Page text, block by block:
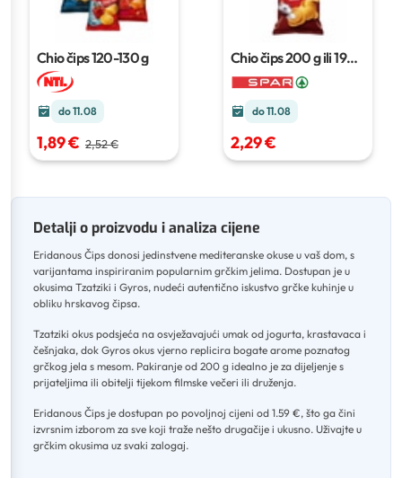
Chio čips120-130 g
do 11.08
1,89 € 2,52 €
Chio čips200 g ili 190
g
do 11.08
2,29 €
Detalji o proizvodu i analiza cijene
Eridanous Čips donosi jedinstvene mediteranske okuse u vaš dom, s
varijantama inspiriranim popularnim grčkim jelima. Dostupan je u
okusima Tzatziki i Gyros, nudeći autentično iskustvo grčke kuhinje u
obliku hrskavog čipsa.
Tzatziki okus podsjeća na osvježavajući umak od jogurta, krastavaca i
češnjaka, dok Gyros okus vjerno replicira bogate arome poznatog
grčkog jela s mesom. Pakiranje od 200 g idealno je za dijeljenje s
prijateljima ili obitelji tijekom filmske večeri ili druženja.
Eridanous Čips je dostupan po povoljnoj cijeni od 1.59 €, što ga čini
izvrsnim izborom za sve koji traže nešto drugačije i ukusno. Uživajte u
grčkim okusima uz svaki zalogaj.